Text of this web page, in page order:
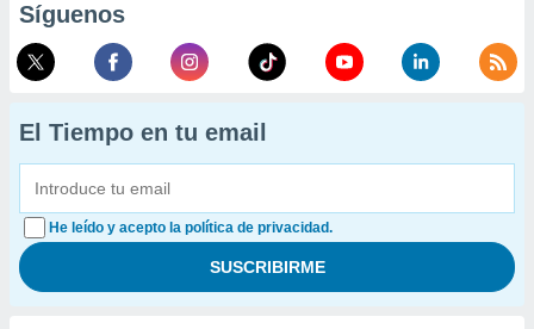
Síguenos
El Tiempo en tu email
He leído y acepto la política de privacidad.